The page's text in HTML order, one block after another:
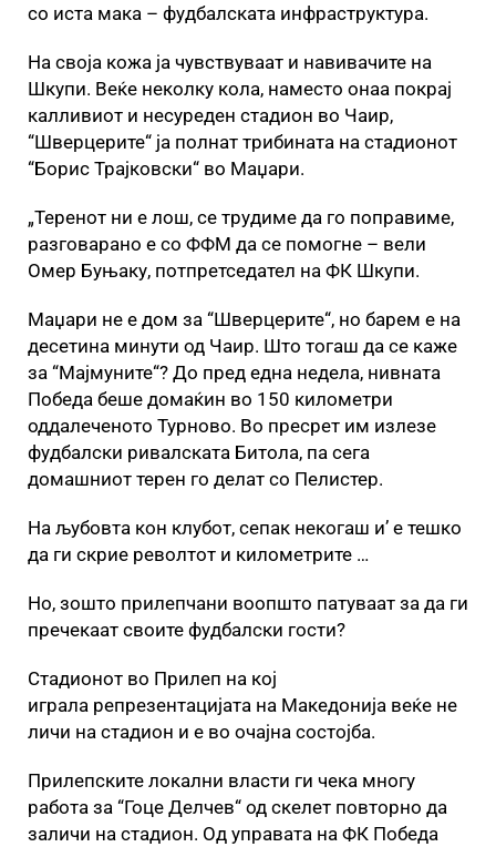
со иста мака – фудбалската инфраструктура.
На своја кожа ја чувствуваат и навивачите на
Шкупи. Веќе неколку кола, наместо онаа покрај
калливиот и несуреден стадион во Чаир,
“Шверцерите“ ја полнат трибината на стадионот
“Борис Трајковски“ во Маџари.
„Теренот ни е лош, се трудиме да го поправиме,
разговарано е со ФФМ да се помогне – вели
Омер Буњаку, потпретседател на ФК Шкупи.
Маџари не е дом за “Шверцерите“, но барем е на
десетина минути од Чаир. Што тогаш да се каже
за “Мајмуните“? До пред една недела, нивната
Победа беше домаќин во 150 километри
оддалеченото Турново. Во пресрет им излезе
фудбалски ривалската Битола, па сега
домашниот терен го делат со Пелистер.
На љубовта кон клубот, сепак некогаш и’ е тешко
да ги скрие револтот и километрите …
Но, зошто прилепчани воопшто патуваат за да ги
пречекаат своите фудбалски гости?
Стадионот во Прилеп на кој
играла репрезентацијата на Македонија веќе не
личи на стадион и е во очајна состојба.
Прилепските локални власти ги чека многу
работа за “Гоце Делчев“ од скелет повторно да
заличи на стадион. Од управата на ФК Победа